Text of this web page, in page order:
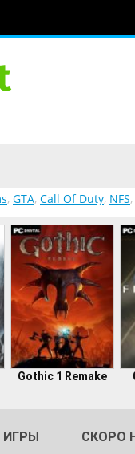
, GTA, Call Of Duty, NFS,
Gothic 1 Remake
ИГРЫ СКОРО